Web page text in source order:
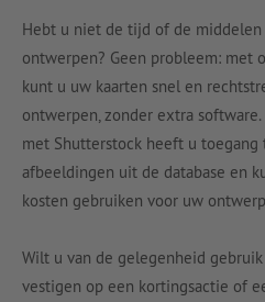
Hebt u niet de tijd of de middelen
ontwerpen? Geen probleem: met
kunt u uw kaarten snel en
ontwerpen, zonder extra
met Shutterstock heeft u
afbeeldingen uit de database en
kosten gebruiken voor uw
Wilt u van de gelegenheid
vestigen op een kortingsactie of